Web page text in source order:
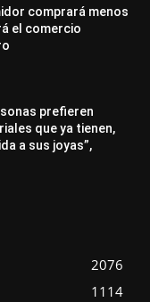
comprará menos
el comercio
prefieren
que ya tienen,
a sus joyas”,
2076
1114